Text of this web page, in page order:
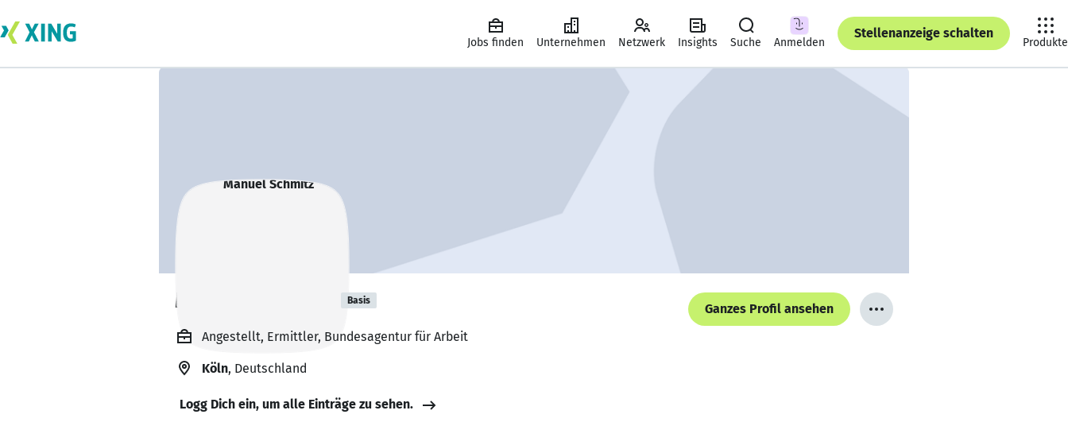
Jobs finden Unternehmen Netzwerk Insights Suche Anmelden
Stellenanzeige schalten
Produkte
Manuel Schmitz Basis
Ganzes Profil ansehen
Angestellt, Ermittler, Bundesagentur für Arbeit
Köln, Deutschland
Logg Dich ein, um alle Einträge zu sehen.